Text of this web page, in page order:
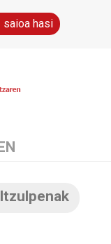
saioa hasi
Itzulpenak